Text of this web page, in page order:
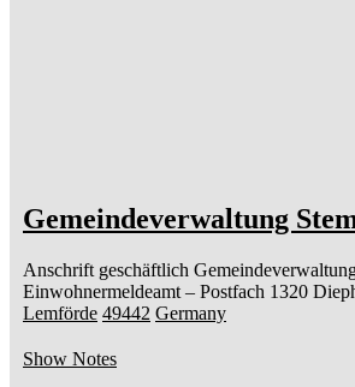
Gemeindeverwaltung
Anschrift geschäftlich
Einwohnermeldeamt – Postfach 1320
Lemförde 49442 Germany
Show Notes